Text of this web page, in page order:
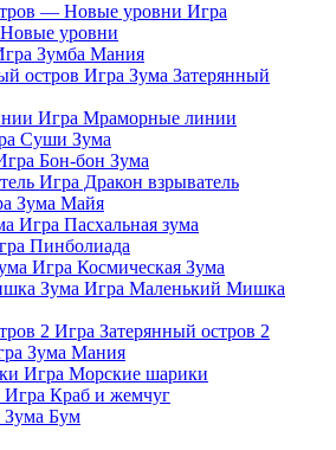
Игра
уровни
Зумба Мания
Игра Зума Затерянный
Игра Мраморные линии
Суши Зума
Бон-бон Зума
Игра Дракон взрыватель
Зума Майя
Игра Пасхальная зума
Пинболиада
Игра Космическая Зума
Игра Маленький Мишка
Игра Затерянный остров 2
Зума Мания
Игра Морские шарики
Игра Краб и жемчуг
Зума Бум